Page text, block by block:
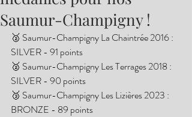
Saumur-Champigny !
🥈 Saumur-Champigny La Chaintrée 2016 :
SILVER - 91 points
🥈 Saumur-Champigny Les Terrages 2018 :
SILVER - 90 points
🥉 Saumur-Champigny Les Lizières 2023 :
BRONZE - 89 points